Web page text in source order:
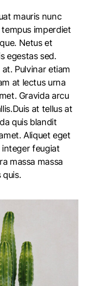
mauris nunc
imperdiet
Netus et
egestas sed.
Pulvinar etiam
at lectus urna
Gravida arcu
at tellus at
quis blandit
Aliquet eget
integer feugiat
massa massa
quis.